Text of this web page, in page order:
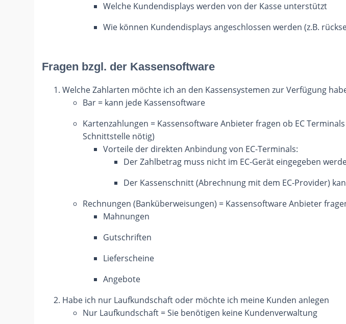
Welche Kundendisplays werden von der Kasse unterstützt
Wie können Kundendisplays angeschlossen werden (z.B.
Fragen bzgl. der Kassensoftware
Welche Zahlarten möchte ich an den Kassensystemen zur Verfügung
Bar = kann jede Kassensoftware
Kartenzahlungen = Kassensoftware Anbieter fragen ob EC
Schnittstelle nötig)
Vorteile der direkten Anbindung von EC-Terminals:
Der Zahlbetrag muss nicht im EC-Gerät eingegeben
Der Kassenschnitt (Abrechnung mit dem EC-Provider)
Rechnungen (Banküberweisungen) = Kassensoftware Anbieter
Mahnungen
Gutschriften
Lieferscheine
Angebote
Habe ich nur Laufkundschaft oder möchte ich meine Kunden anlegen
Nur Laufkundschaft = Sie benötigen keine Kundenverwaltung